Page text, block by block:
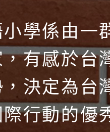
學係由一
有感於台
決定為台
行動的優